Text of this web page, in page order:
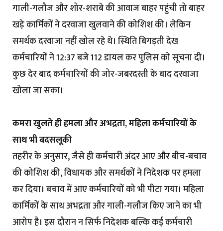
गाली-गलौज और शोर-शराबे की आवाज बाहर पहुंची तो बाहर
खड़े कार्मिकों ने दरवाजा खुलवाने की कोशिश की। लेकिन
समर्थक दरवाजा नहीं खोल रहे थे। स्थिति बिगड़ती देख
कर्मचारियों ने 12:37 बजे 112 डायल कर पुलिस को सूचना दी।
कुछ देर बाद कर्मचारियों की जोर-जबरदस्ती के बाद दरवाजा
खोला जा सका।
कमरा खुलते ही हमला और अभद्रता, महिला कर्मचारियों के
साथ भी बदसलूकी
तहरीर के अनुसार, जैसे ही कर्मचारी अंदर आए और बीच-बचाव
की कोशिश की, विधायक और समर्थकों ने निदेशक पर हमला
कर दिया। बचाव में आए कर्मचारियों को भी पीटा गया। महिला
कार्मिकों के साथ अभद्रता और गाली-गलौज किए जाने का भी
आरोप है। इस दौरान न सिर्फ निदेशक बल्कि कई कर्मचारी